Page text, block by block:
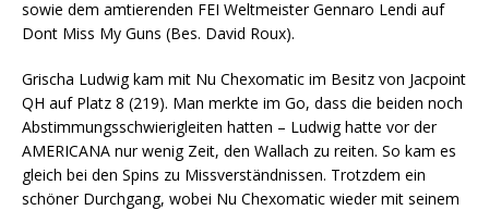
sowie dem amtierenden FEI Weltmeister Gennaro Lendi auf
Dont Miss My Guns (Bes. David Roux).
Grischa Ludwig kam mit Nu Chexomatic im Besitz von Jacpoint
QH auf Platz 8 (219). Man merkte im Go, dass die beiden noch
Abstimmungsschwierigleiten hatten – Ludwig hatte vor der
AMERICANA nur wenig Zeit, den Wallach zu reiten. So kam es
gleich bei den Spins zu Missverständnissen. Trotzdem ein
schöner Durchgang, wobei Nu Chexomatic wieder mit seinem